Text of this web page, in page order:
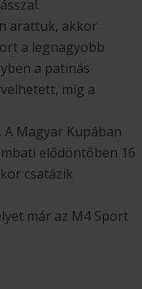
arattuk, akkor
a legnagyobb
a patinás
míg a
Magyar Kupában
elődöntőben 16
csatázik
már az M4 Sport